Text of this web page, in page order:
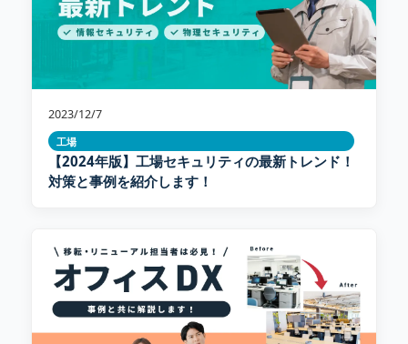
2023/12/7
工場
【2024年版】工場セキュリティの最新トレンド！
対策と事例を紹介します！